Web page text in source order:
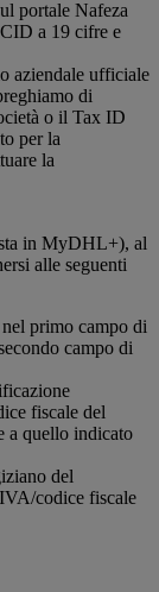
portale Nafeza
a 19 cifre e
aziendale ufficiale
di
o il Tax ID
per la
la
in MyDHL+), al
alle seguenti
primo campo di
campo di
fiscale del
a quello indicato
del
codice fiscale